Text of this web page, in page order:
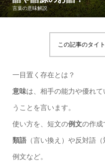
言葉の意味解説
この記事のタイ
一目置く存在とは？
意味は、相手の能力や優れ
うことを言います。
使い方を、短文の例文の作成
類語（言い換え）や反対語（
例文など。